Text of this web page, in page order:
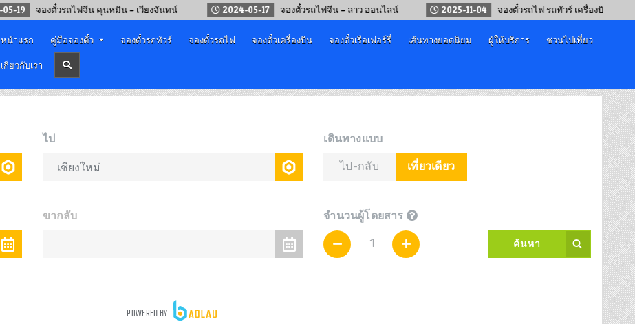
จองตั๋วรถไฟจีน คุนหมิน – เวียงจันทน์ 2024-05-17 จองตั๋วรถไฟจีน – ลาว ออนไลน์ 2025-11-04 จองตั๋วรถไฟ รถทัวร์ เครื่องบิน “เทศกาลปีให
หน้าแรก คู่มือจองตั๋ว จองตั๋วรถทัวร์ จองตั๋วรถไฟ จองตั๋วเครื่องบิน จองตั๋วเรือเฟอร์รี่ เส้นทางยอดนิยม ผู้ให้บริการ
ชวนไปเที่ยว
เกี่ยวกับเรา